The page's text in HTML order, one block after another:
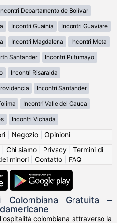
Incontri Departamento de Bolívar
Incontri Guainia Incontri Guaviare
Incontri Magdalena Incontri Meta
Santander Incontri Putumayo
Incontri Risaralda
Incontri Santander
Incontri Valle del Cauca
Incontri Vichada
| Negozio| Opinioni
Chi siamo| Privacy| Termini di
minori| Contatto| FAQ
Colombiana Gratuita –
colombiana attraverso la